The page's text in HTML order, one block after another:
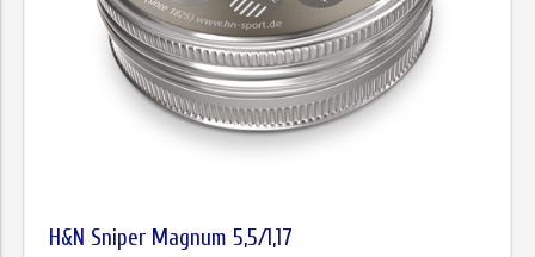
H&N Sniper Magnum 5,5/1,17